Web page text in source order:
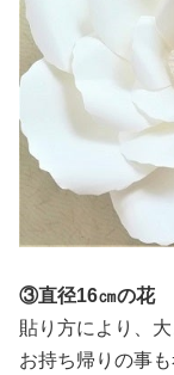
③直径16㎝の花
貼り方により、
お持ち帰りの事